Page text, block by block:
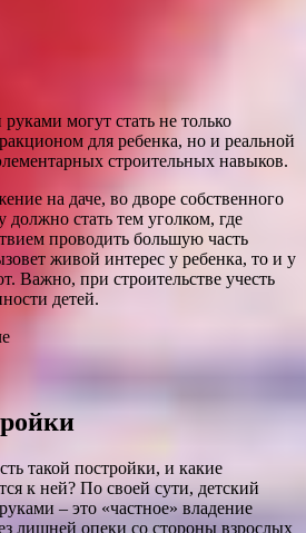
могут стать не только
для ребенка, но и реальной
строительных навыков.
на даче, во дворе собственного
должно стать тем уголком, где
проводить большую часть
живой интерес у ребенка, то и у
Важно, при строительстве учесть
детей.
такой постройки, и какие
к ней? По своей сути, детский
– это «частное» владение
лишней опеки со стороны взрослых